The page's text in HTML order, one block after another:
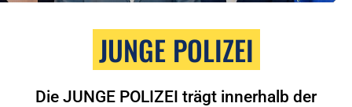
JUNGE POLIZEI
Die JUNGE POLIZEI trägt innerhalb der